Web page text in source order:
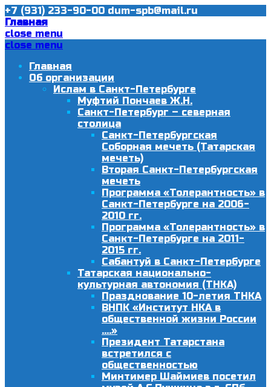
+7 (931) 233-90-00 dum-spb@mail.ru
Главная
close menu
close menu
Главная
Об организации
Ислам в Санкт-Петербурге
Муфтий Пончаев Ж.Н.
Санкт-Петербург – северная
столица
Санкт-Петербургская
Соборная мечеть (Татарская
мечеть)
Вторая Санкт-Петербургская
мечеть
Программа «Толерантность» в
Санкт-Петербурге на 2006-
2010 гг.
Программа «Толерантность» в
Санкт-Петербурге на 2011-
2015 гг.
Сабантуй в Санкт-Петербурге
Татарская национально-
культурная автономия (ТНКА)
Празднование 10-летия ТНКА
ВНПК «Институт НКА в
общественной жизни России
….»
Президент Татарстана
встретился с
общественностью
Минтимер Шаймиев посетил